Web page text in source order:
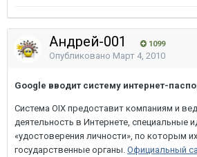
Андрей-001 1099
Опубликовано Март 4, 2010
Google вводит систему интернет-
Система OIX предоставит компаниям и
деятельность в Интернете, специальные
«удостоверения личности», по которым
государственные органы. Официальный